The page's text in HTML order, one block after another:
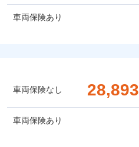
車両保険あり
車両保険なし 28,893
車両保険あり